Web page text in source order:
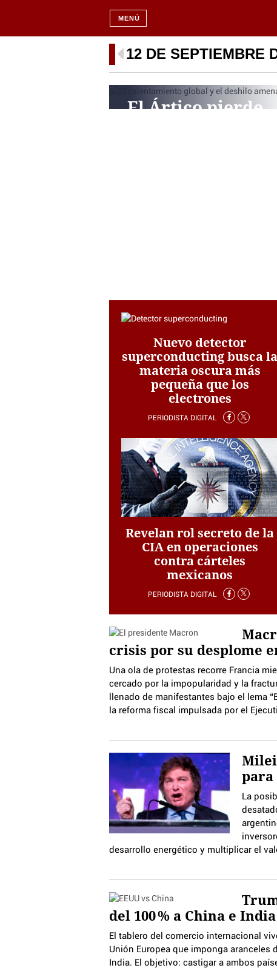
MENÚ
12 DE SEPTIEMBRE
El Ártico pierde
Nuevo detector
superconducting busca la
materia oscura más
pequeña que los
electrones
PERIODISTA DIGITAL
Revelan rol secreto de la
CIA en operaciones
contra cárteles
mexicanos
PERIODISTA DIGITAL
crisis por su desplome
Una ola de protestas recorre Francia
cercado por la impopularidad y la
llenado de manifestantes bajo el lema
la reforma fiscal impulsada por el
La
desarrollo energético y multiplicar el
del 100 % a China e
El tablero del comercio internacional
Unión Europea que imponga aranceles
India. El objetivo: castigar a ambos